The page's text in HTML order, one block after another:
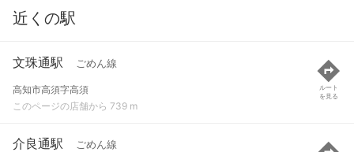
近くの駅
文珠通駅 ごめん線
高知市高須字高須
このページの店舗から 739 m
ルート
を見る
介良通駅 ごめん線